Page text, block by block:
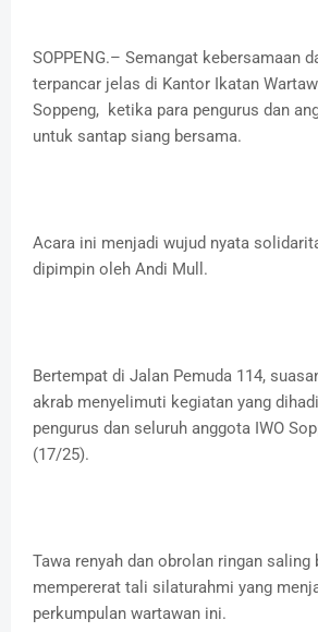
SOPPENG.– Semangat kebersamaan
terpancar jelas di Kantor Ikatan
Soppeng, ketika para pengurus dan
untuk santap siang bersama.
Acara ini menjadi wujud nyata
dipimpin oleh Andi Mull.
Bertempat di Jalan Pemuda 114,
akrab menyelimuti kegiatan yang
pengurus dan seluruh anggota IWO
(17/25).
Tawa renyah dan obrolan ringan saling
mempererat tali silaturahmi yang
perkumpulan wartawan ini.